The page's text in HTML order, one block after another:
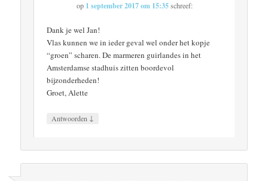
op 1 september 2017 om 15:35 schreef:
Dank je wel Jan!
Vlas kunnen we in ieder geval wel onder het kopje
“groen” scharen. De marmeren guirlandes in het
Amsterdamse stadhuis zitten boordevol
bijzonderheden!
Groet, Alette
Antwoorden ↓